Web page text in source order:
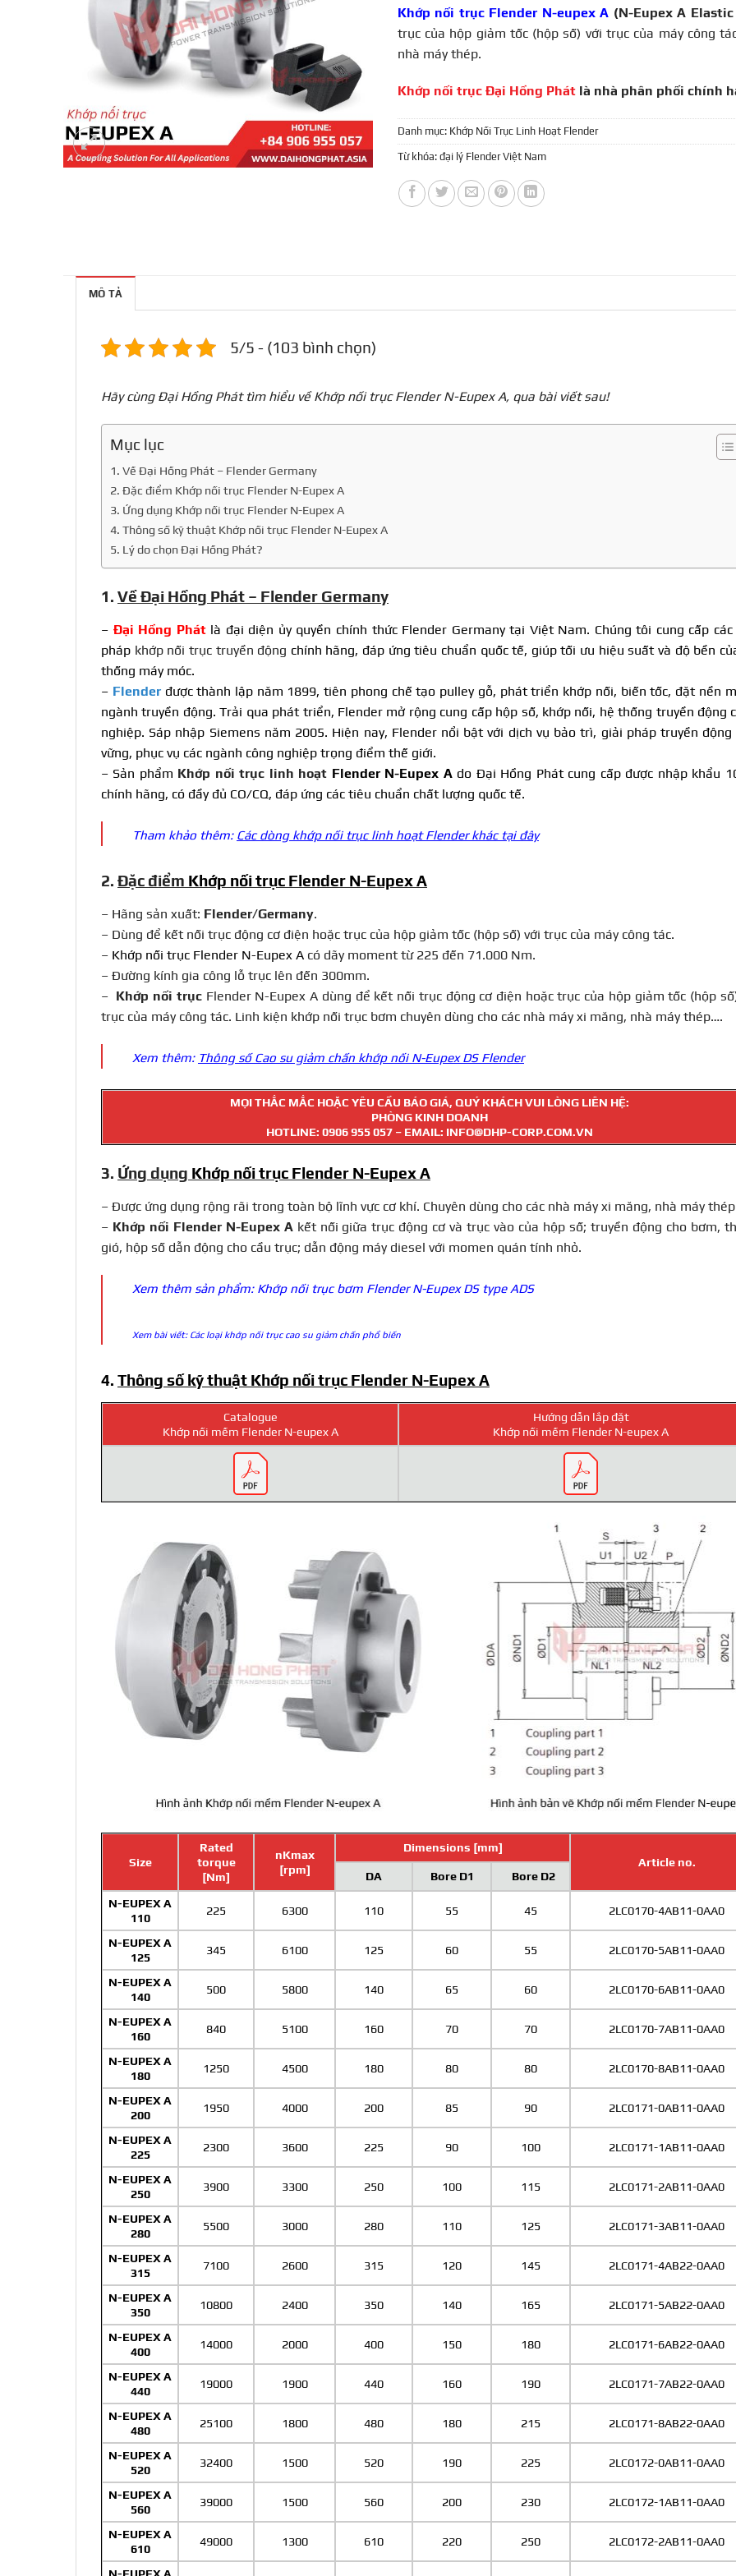
Khớp nối trục Flender N-eupex A (N-Eupex A
trục của hộp giảm tốc (hộp số) với trục của máy công
nhà máy thép.
Khớp nối trục Đại Hồng Phát là nhà phân phối chính
Danh mục: Khớp Nối Trục Linh Hoạt Flender
Từ khóa: đại lý Flender Việt Nam
MÔ TẢ
5/5 - (103 bình chọn)
Hãy cùng Đại Hồng Phát tìm hiểu về Khớp nối trục Flender N-Eupex A, qua bài viết sau!
Mục lục
1. Về Đại Hồng Phát – Flender Germany
2. Đặc điểm Khớp nối trục Flender N-Eupex A
3. Ứng dụng Khớp nối trục Flender N-Eupex A
4. Thông số kỹ thuật Khớp nối trục Flender N-Eupex A
5. Lý do chọn Đại Hồng Phát?
1. Về Đại Hồng Phát – Flender Germany
– Đại Hồng Phátlà đại diện ủy quyền chính thức Flender Germany tại Việt Nam. Chúng tôi cung cấp
pháp khớp nối trục truyền động chính hãng, đáp ứng tiêu chuẩn quốc tế, giúp tối ưu hiệu suất và độ bền
thống máy móc.
– Flender được thành lập năm 1899, tiên phong chế tạo pulley gỗ, phát triển khớp nối, biến tốc, đặt nền
ngành truyền động. Trải qua phát triển, Flender mở rộng cung cấp hộp số, khớp nối, hệ thống truyền động
nghiệp. Sáp nhập Siemens năm 2005. Hiện nay, Flender nổi bật với dịch vụ bảo trì, giải pháp truyền động
vững, phục vụ các ngành công nghiệp trọng điểm thế giới.
– Sản phẩm Khớp nối trục linh hoạt Flender N-Eupex A do Đại Hồng Phát cung cấp được nhập khẩu
chính hãng, có đầy đủ CO/CQ, đáp ứng các tiêu chuẩn chất lượng quốc tế.
Tham khảo thêm: Các dòng khớp nối trục linh hoạt Flender khác tại đây
2. Đặc điểm Khớp nối trục Flender N-Eupex A
– Hãng sản xuất: Flender/Germany.
– Dùng để kết nối trục động cơ điện hoặc trục của hộp giảm tốc (hộp số) với trục của máy công tác.
– Khớp nối trục Flender N-Eupex A có dãy moment từ 225 đến 71.000 Nm.
– Đường kính gia công lỗ trục lên đến 300mm.
– Khớp nối trụcFlender N-Eupex A dùng để kết nối trục động cơ điện hoặc trục của hộp giảm tốc (hộp
trục của máy công tác. Linh kiện khớp nối trục bơm chuyên dùng cho các nhà máy xi măng, nhà máy thép….
Xem thêm: Thông số Cao su giảm chấn khớp nối N-Eupex DS Flender
MỌI THẮC MẮC HOẶC YÊU CẦU BÁO GIÁ, QUÝ KHÁCH VUI LÒNG LIÊN HỆ:
PHÒNG KINH DOANH
HOTLINE: 0906 955 057 – EMAIL: INFO@DHP-CORP.COM.VN
3. Ứng dụng Khớp nối trục Flender N-Eupex A
– Được ứng dụng rộng rãi trong toàn bộ lĩnh vực cơ khí. Chuyên dùng cho các nhà máy xi măng, nhà máy
– Khớp nối Flender N-Eupex Akết nối giữa trục động cơ và trục vào của hộp số; truyền động cho bơm,
gió, hộp số dẫn động cho cầu trục; dẫn động máy diesel với momen quán tính nhỏ.
Xem thêm sản phẩm: Khớp nối trục bơm Flender N-Eupex DS type ADS
Xem bài viết: Các loại khớp nối trục cao su giảm chấn phổ biến
4. Thông số kỹ thuật Khớp nối trục Flender N-Eupex A
Catalogue
Khớp nối mềm Flender N-eupex A
Hướng dẫn lắp đặt
Khớp nối mềm Flender N-eupex A
Size
Rated
torque
[Nm]
nKmax
[rpm]
Dimensions [mm]
Article no.
DA
Bore D1 Bore D2
N-EUPEX A
110
225 6300 110 55 45 2LC0170-4AB11-0AA0
N-EUPEX A
125
345 6100 125 60 55 2LC0170-5AB11-0AA0
N-EUPEX A
140
500 5800 140 65 60 2LC0170-6AB11-0AA0
N-EUPEX A
160
840 5100 160 70 70 2LC0170-7AB11-0AA0
N-EUPEX A
180
1250 4500 180 80 80 2LC0170-8AB11-0AA0
N-EUPEX A
200
1950 4000 200 85 90 2LC0171-0AB11-0AA0
N-EUPEX A
225
2300 3600 225 90 100 2LC0171-1AB11-0AA0
N-EUPEX A
250
3900 3300 250 100 115 2LC0171-2AB11-0AA0
N-EUPEX A
280
5500 3000 280 110 125 2LC0171-3AB11-0AA0
N-EUPEX A
315
7100 2600 315 120 145 2LC0171-4AB22-0AA0
N-EUPEX A
350
10800 2400 350 140 165 2LC0171-5AB22-0AA0
N-EUPEX A
400
14000 2000 400 150 180 2LC0171-6AB22-0AA0
N-EUPEX A
440
19000 1900 440 160 190 2LC0171-7AB22-0AA0
N-EUPEX A
480
25100 1800 480 180 215 2LC0171-8AB22-0AA0
N-EUPEX A
520
32400 1500 520 190 225 2LC0172-0AB11-0AA0
N-EUPEX A
560
39000 1500 560 200 230 2LC0172-1AB11-0AA0
N-EUPEX A
610
49000 1300 610 220 250 2LC0172-2AB11-0AA0